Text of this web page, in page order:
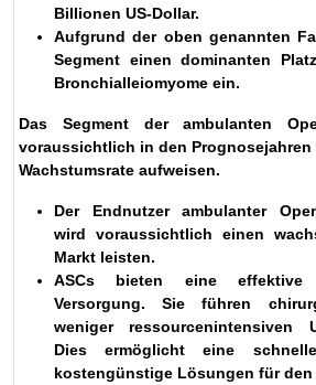
Billionen US-Dollar.
Aufgrund der oben genannten
Segment einen dominanten
Bronchialleiomyome ein.
Das Segment der ambulanten
voraussichtlich in den
Wachstumsrate aufweisen.
Der Endnutzer ambulanter
wird voraussichtlich einen
Markt leisten.
ASCs bieten eine effektive
Versorgung. Sie führen
weniger ressourcenintensiven
Dies ermöglicht eine
kostengünstige Lösungen für den